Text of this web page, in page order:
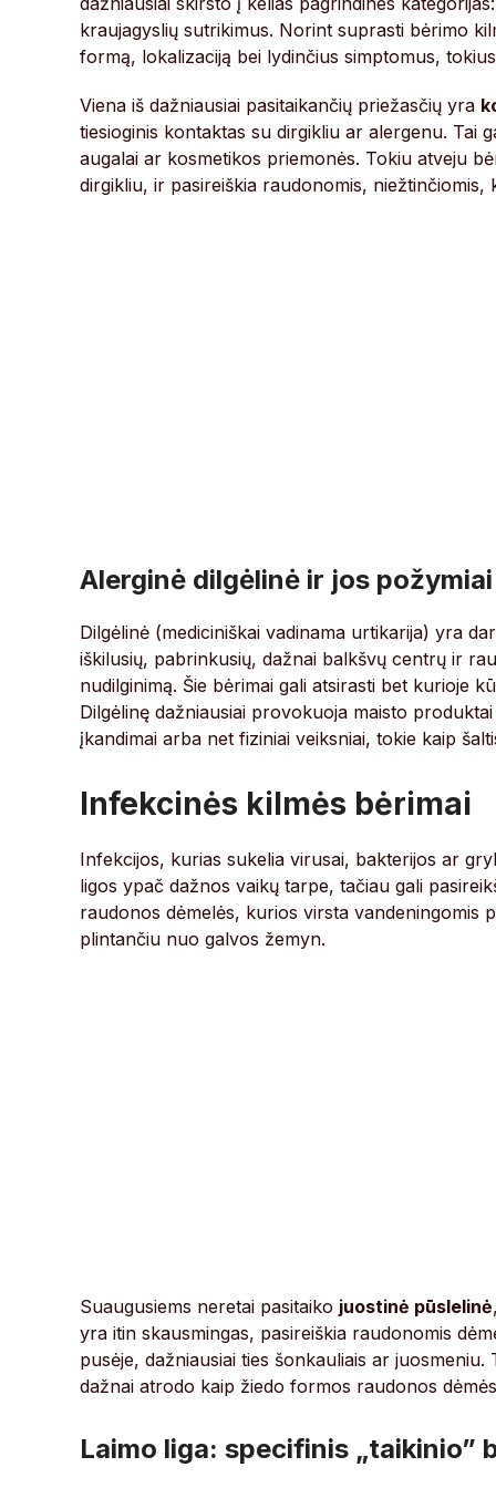
kraujagyslių sutrikimus. Norint suprasti bėrimo
formą, lokalizaciją bei lydinčius simptomus,
Viena iš dažniausiai pasitaikančių priežasčių yra
tiesioginis kontaktas su dirgikliu ar alergenu. Tai
augalai ar kosmetikos priemonės. Tokiu atveju
dirgikliu, ir pasireiškia raudonomis, niežtinčiomis,
Alerginė dilgėlinė ir jos požymiai
Dilgėlinė (mediciniškai vadinama urtikarija) yra
iškilusių, pabrinkusių, dažnai balkšvų centrų ir
nudilginimą. Šie bėrimai gali atsirasti bet kurioje
Dilgėlinę dažniausiai provokuoja maisto
įkandimai arba net fiziniai veiksniai, tokie kaip
Infekcinės kilmės bėrimai
Infekcijos, kurias sukelia virusai, bakterijos ar
ligos ypač dažnos vaikų tarpe, tačiau gali
raudonos dėmelės, kurios virsta vandeningomis
plintančiu nuo galvos žemyn.
Suaugusiems neretai pasitaiko juostinė pūslelinė
yra itin skausmingas, pasireiškia raudonomis
pusėje, dažniausiai ties šonkauliais ar
dažnai atrodo kaip žiedo formos raudonos
Laimo liga: specifinis „taikinio”